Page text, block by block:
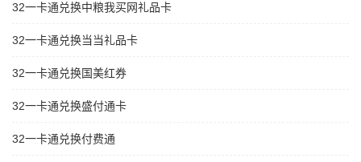
32一卡通兑换中粮我买网礼品卡
32一卡通兑换当当礼品卡
32一卡通兑换国美红券
32一卡通兑换盛付通卡
32一卡通兑换付费通